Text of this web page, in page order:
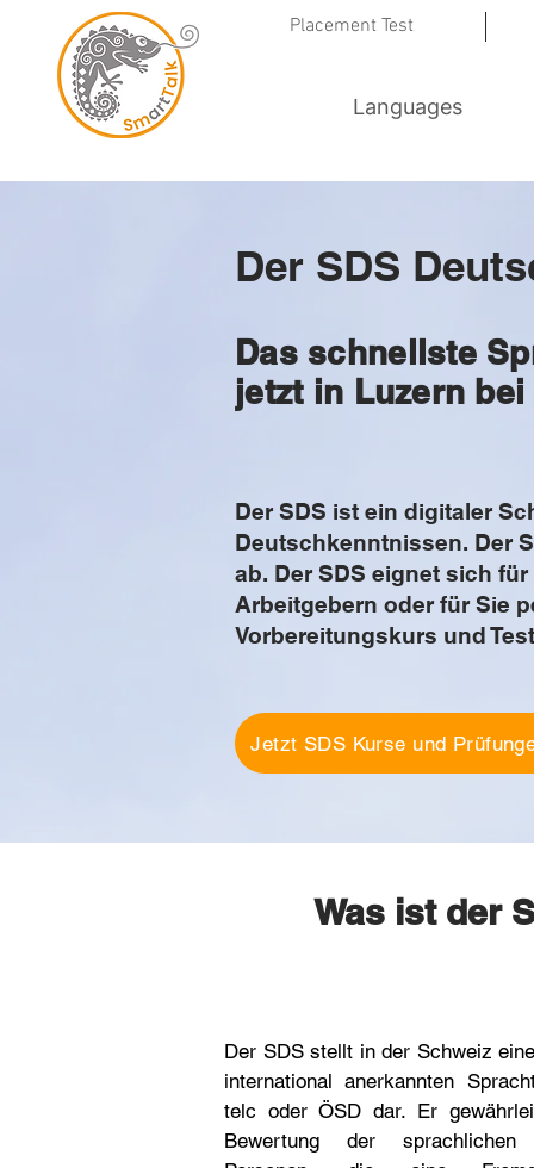
Languages
Placement Test
Der SDS
Der SDS ist ein digitaler
Deutschkenntnissen. Der
ab. Der SDS eignet sich
Arbeitgebern oder für Sie
Vorbereitungskurs und
Das schnellste
jetzt in Luzern
Jetzt SDS Kurse und
Was ist der
Der SDS stellt in der Schweiz
international anerkannten
telc oder ÖSD dar. Er
Bewertung der